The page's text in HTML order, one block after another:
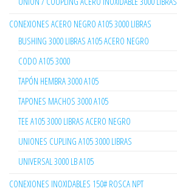
CONEXIONES ACERO NEGRO A105 3000 LIBRAS
BUSHING 3000 LIBRAS A105 ACERO NEGRO
CODO A105 3000
TAPÓN HEMBRA 3000 A105
TAPONES MACHOS 3000 A105
TEE A105 3000 LIBRAS ACERO NEGRO
UNIONES CUPLING A105 3000 LIBRAS
UNIVERSAL 3000 LB A105
CONEXIONES INOXIDABLES 150# ROSCA NPT